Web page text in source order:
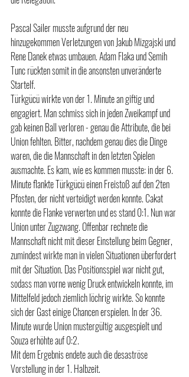
Pascal Sailer musste aufgrund der neu
hinzugekommen Verletzungen von Jakub Mizgajski und
Rene Danek etwas umbauen. Adam Flaka und Semih
Tunc rückten somit in die ansonsten unveränderte
Startelf.
Türkgücü wirkte von der 1. Minute an giftig und
engagiert. Man schmiss sich in jeden Zweikampf und
gab keinen Ball verloren - genau die Attribute, die bei
Union fehlten. Bitter, nachdem genau dies die Dinge
waren, die die Mannschaft in den letzten Spielen
ausmachte. Es kam, wie es kommen musste: in der 6.
Minute flankte Türkgücü einen Freistoß auf den 2ten
Pfosten, der nicht verteidigt werden konnte. Cakat
konnte die Flanke verwerten und es stand 0:1. Nun war
Union unter Zugzwang. Offenbar rechnete die
Mannschaft nicht mit dieser Einstellung beim Gegner,
zumindest wirkte man in vielen Situationen überfordert
mit der Situation. Das Positionsspiel war nicht gut,
sodass man vorne wenig Druck entwickeln konnte, im
Mittelfeld jedoch ziemlich löchrig wirkte. So konnte
sich der Gast einige Chancen erspielen. In der 36.
Minute wurde Union mustergültig ausgespielt und
Souza erhöhte auf 0:2.
Mit dem Ergebnis endete auch die desaströse
Vorstellung in der 1. Halbzeit.